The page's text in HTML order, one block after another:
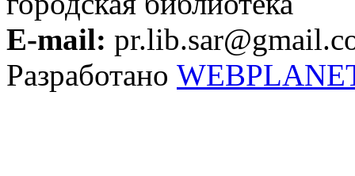
E-mail:
Разработано